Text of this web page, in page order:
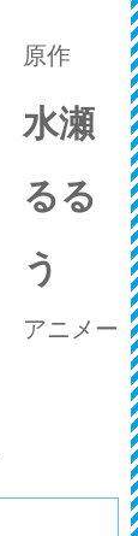
原作
水瀬
るる
う
アニメー